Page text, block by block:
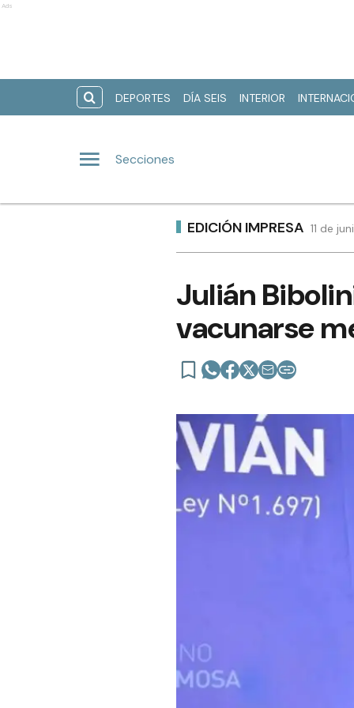
Ads
DEPORTES DÍA SEIS INTERIOR
Secciones
EDICIÓN IMPRESA 11 de
Julián
vacunarse